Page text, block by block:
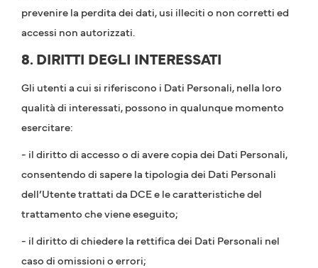
prevenire la perdita dei dati, usi illeciti o non corretti ed
accessi non autorizzati.
8. DIRITTI DEGLI INTERESSATI
Gli utenti a cui si riferiscono i Dati Personali, nella loro
qualità di interessati, possono in qualunque momento
esercitare:
- il diritto di accesso o di avere copia dei Dati Personali,
consentendo di sapere la tipologia dei Dati Personali
dell’Utente trattati da DCE e le caratteristiche del
trattamento che viene eseguito;
- il diritto di chiedere la rettifica dei Dati Personali nel
caso di omissioni o errori;